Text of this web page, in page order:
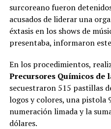
surcoreano fueron
acusados de liderar una
éxtasis en los shows de
presentaba, informaron
En los procedimientos,
Precursores Químicos de
secuestraron 515 pastillas
logos y colores, una pistola
numeración limada y la
dólares.